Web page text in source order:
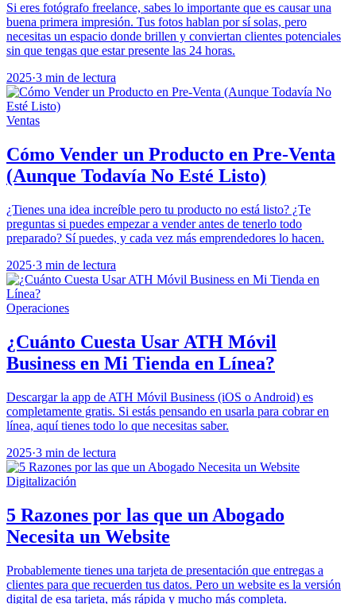
Si eres fotógrafo freelance, sabes lo importante que es causar una
buena primera impresión. Tus fotos hablan por sí solas, pero
necesitas un espacio donde brillen y conviertan clientes potenciales
sin que tengas que estar presente las 24 horas.
2025·3 min de lectura
Ventas
Cómo Vender un Producto en Pre-Venta
(Aunque Todavía No Esté Listo)
¿Tienes una idea increíble pero tu producto no está listo? ¿Te
preguntas si puedes empezar a vender antes de tenerlo todo
preparado? Sí puedes, y cada vez más emprendedores lo hacen.
2025·3 min de lectura
Operaciones
¿Cuánto Cuesta Usar ATH Móvil
Business en Mi Tienda en Línea?
Descargar la app de ATH Móvil Business (iOS o Android) es
completamente gratis. Si estás pensando en usarla para cobrar en
línea, aquí tienes todo lo que necesitas saber.
2025·3 min de lectura
Digitalización
5 Razones por las que un Abogado
Necesita un Website
Probablemente tienes una tarjeta de presentación que entregas a
clientes para que recuerden tus datos. Pero un website es la versión
digital de esa tarjeta, más rápida y mucho más completa.